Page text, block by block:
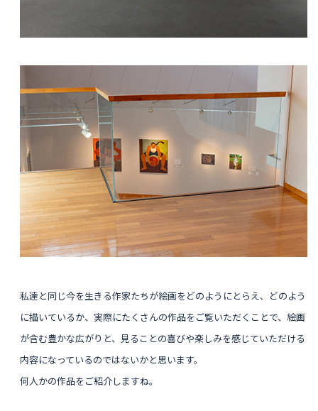
私達と同じ今を生きる作家たちが絵画をどのようにとらえ、どのよう
に描いているか、実際にたくさんの作品をご覧いただくことで、絵画
が含む豊かな広がりと、見ることの喜びや楽しみを感じていただける
内容になっているのではないかと思います。
何人かの作品をご紹介しますね。